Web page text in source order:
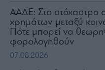
ΑΑΔΕ: Στο στόχαστρο
χρημάτων μεταξύ
Πότε μπορεί να
φορολογηθούν
07.08.2026